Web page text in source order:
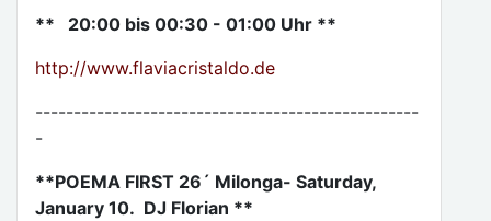
** 20:00 bis 00:30 - 01:00 Uhr **
http://www.flaviacristaldo.de
--------------------------------------------------
-
**POEMA FIRST 26´ Milonga- Saturday,
January 10. DJ Florian **